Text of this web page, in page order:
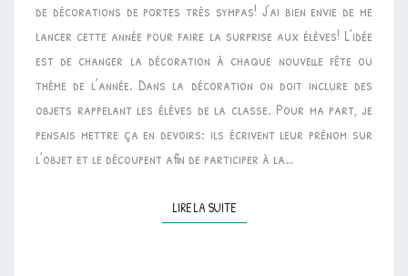
de décorations de portes très sympas! J’ai bien envie de me
lancer cette année pour faire la surprise aux élèves! L’idée
est de changer la décoration à chaque nouvelle fête ou
thème de l’année. Dans la décoration on doit inclure des
objets rappelant les élèves de la classe. Pour ma part, je
pensais mettre ça en devoirs: ils écrivent leur prénom sur
l’objet et le découpent afin de participer à la…
LIRE LA SUITELIRE LA SUITE